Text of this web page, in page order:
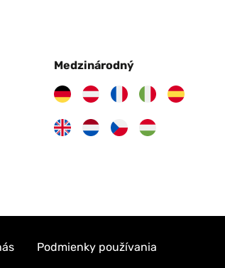
Medzinárodný
Podmienky používania